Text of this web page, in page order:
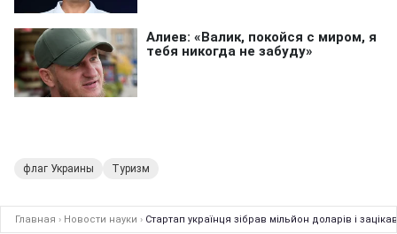
флаг Украины Туризм
Главная › Новости науки › Стартап українця зібрав мільйон доларів і